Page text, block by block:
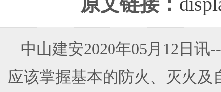
原文链接：
中山建安2020年05月12日
应该掌握基本的防火、灭火及